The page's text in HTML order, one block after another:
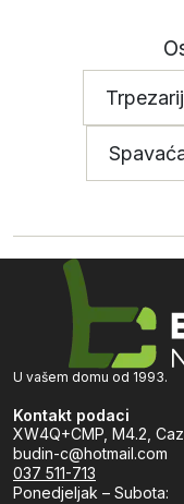
U vašem domu od 1993.
Kontakt podaci
XW4Q+CMP, M4.2,
budin-c@hotmail.com
037 511-713
Ponedjeljak – Subota: